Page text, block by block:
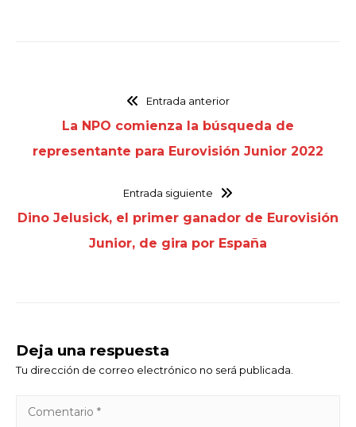
Entrada anterior
La NPO comienza la búsqueda de
representante para Eurovisión Junior 2022
Entrada siguiente
Dino Jelusick, el primer ganador de Eurovisión
Junior, de gira por España
Deja una respuesta
Tu dirección de correo electrónico no será publicada.